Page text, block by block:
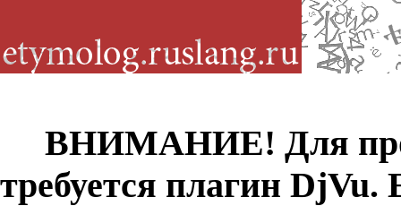
ВНИМАНИЕ! Для
требуется плагин